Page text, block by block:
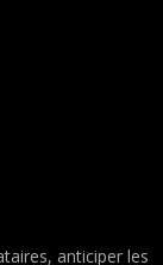
anticiper les